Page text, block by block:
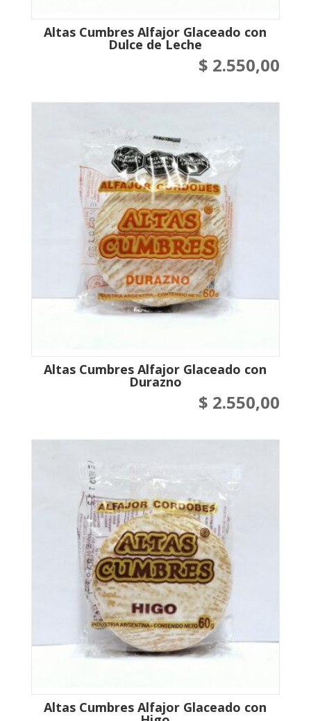
Altas Cumbres Alfajor Glaceado con
Dulce de Leche
$ 2.550,00
Altas Cumbres Alfajor Glaceado con
Durazno
$ 2.550,00
Altas Cumbres Alfajor Glaceado con